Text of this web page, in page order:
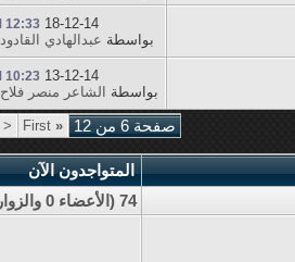
18-12-14
12:33 PM
بواسطة عبدالهادي القادود
13-12-14
10:23 PM
بواسطة الشاعر منصر فلاح
صفحة 6 من 12 «
<
المتواجدون الآن
74 (الأعضاء 0 والزوار 74)